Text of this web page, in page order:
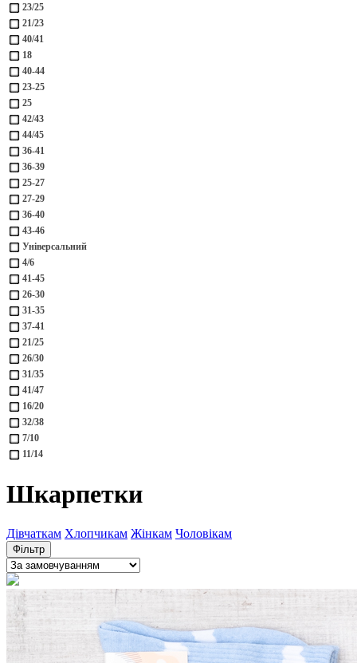
23/25
21/23
40/41
18
40-44
23-25
25
42/43
44/45
36-41
36-39
25-27
27-29
36-40
43-46
Універсальний
4/6
41-45
26-30
31-35
37-41
21/25
26/30
31/35
41/47
16/20
32/38
7/10
11/14
Шкарпетки
Дівчаткам Хлопчикам Жінкам Чоловікам
Фільтр